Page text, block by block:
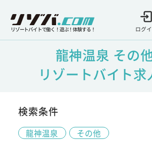
リゾートバイトで働く！遊ぶ！体験する！ ログ
龍神温泉 その
リゾートバイト求
検索条件
龍神温泉 その他